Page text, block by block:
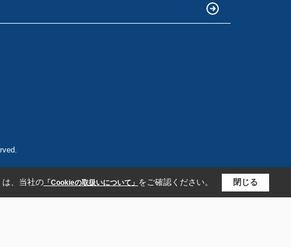
は、当社の「Cookieの取扱いについて」 をご確認ください。 閉じる